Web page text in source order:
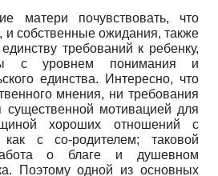
матери почувствовать, что
и собственные ожидания, также
требований к ребенку,
с уровнем понимания и
единства. Интересно, что
мнения, ни требования
существенной мотивацией для
хороших отношений с
с со-родителем; таковой
о благе и душевном
Поэтому одной из основных